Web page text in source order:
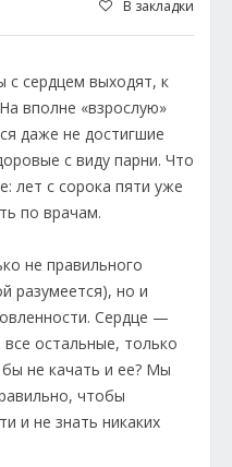
В закладки
с сердцем выходят, к
вполне «взрослую»
даже не достигшие
с виду парни. Что
лет с сорока пяти уже
по врачам.
не правильного
разумеется), но и
Сердце —
остальные, только
не качать и ее? Мы
чтобы
и не знать никаких